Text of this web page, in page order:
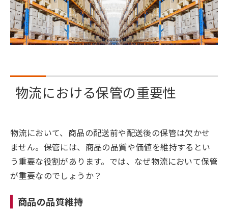
物流における保管の重要性
物流において、商品の配送前や配送後の保管は欠かせ
ません。保管には、商品の品質や価値を維持するとい
う重要な役割があります。では、なぜ物流において保管
が重要なのでしょうか？
商品の品質維持